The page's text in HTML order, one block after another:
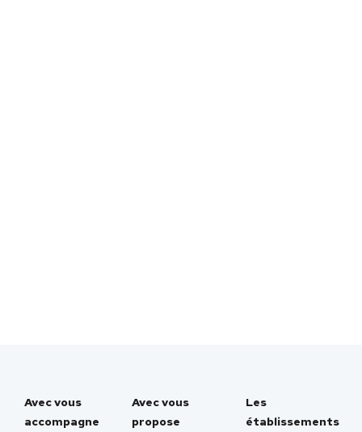
Avec vous
accompagne
Avec vous
propose
Les
établissements